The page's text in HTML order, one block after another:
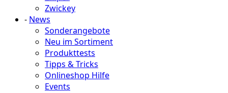
Zwickey
- News
Sonderangebote
Neu im Sortiment
Produkttests
Tipps & Tricks
Onlineshop Hilfe
Events